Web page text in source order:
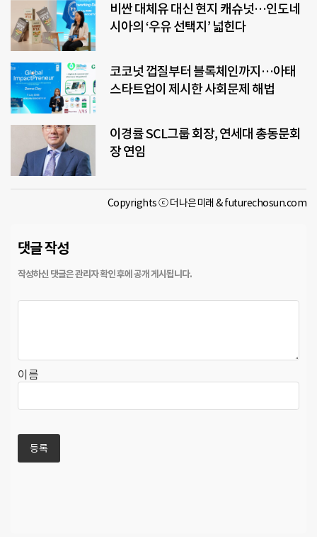
비싼 대체유 대신 현지 캐슈넛…인도네
시아의 ‘우유 선택지’ 넓힌다
코코넛 껍질부터 블록체인까지…아태
스타트업이 제시한 사회문제 해법
이경률 SCL그룹 회장, 연세대 총동문회
장 연임
Copyrights ⓒ 더나은미래 & futurechosun.com
댓글 작성
이름